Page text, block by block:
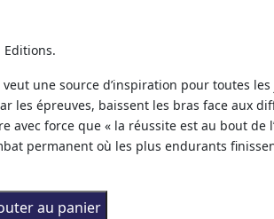
Editions.
une source d’inspiration pour toutes
les épreuves, baissent les bras face aux
avec force que « la réussite est au bout de
permanent où les plus endurants
D’UNE BATTANTE
au panier